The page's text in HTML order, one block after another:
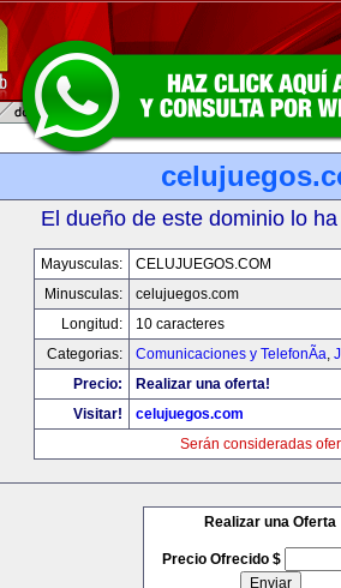
El dueño de este dominio lo
Mayusculas:
CELUJUEGOS.COM
Minusculas:
celujuegos.com
Longitud:
10 caracteres
Categorias:
Comunicaciones y TelefonÃ­a,
Precio:
Realizar una oferta!
Visitar!
celujuegos.com
Serán consideradas
Realizar una Oferta
Precio Ofrecido $